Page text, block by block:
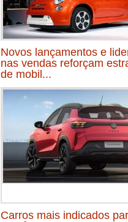
Novos lançamentos e
nas vendas reforçam
de mobil...
Carros mais indicados